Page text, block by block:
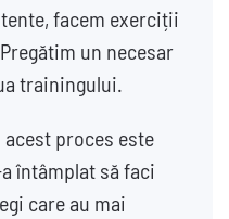
facem exerciții
un necesar
trainingului.
proces este
întâmplat să faci
care au mai